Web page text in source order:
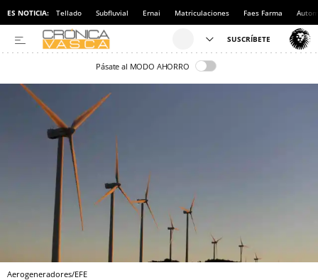
ES NOTICIA: Tellado Subfluvial Ernai Matriculaciones Faes Farma
Pásate al MODO AHORRO
Aerogeneradores/EFE